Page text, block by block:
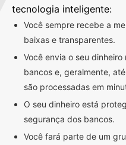
tecnologia inteligente:
Você sempre recebe a
baixas e transparentes.
Você envia o seu
bancos e, geralmente,
são processadas em
O seu dinheiro está
segurança dos bancos.
Você fará parte de um